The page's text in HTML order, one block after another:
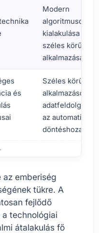
Modern
algoritmusok
kialakulása és
széles körű
alkalmazása
és
Széles körű
alkalmazások az
az automatikus
döntéshozatalig
az emberiség
tükre. A
fejlődő
technológiai
átalakulás fő